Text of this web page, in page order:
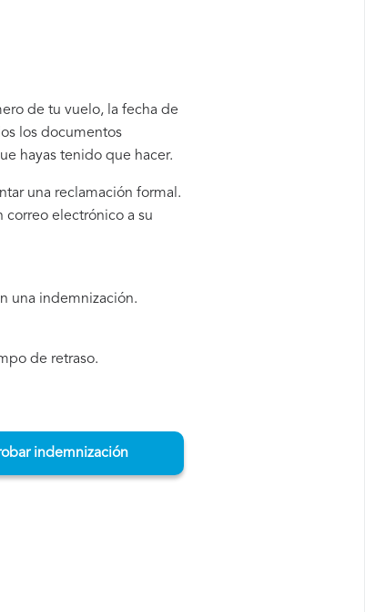
de tu vuelo, la fecha de
los documentos
hayas tenido que hacer.
una reclamación formal.
correo electrónico a su
una indemnización.
de retraso.
indemnización